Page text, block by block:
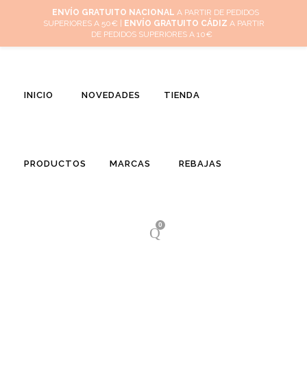
Mi cuenta Cuidado de tus joyas Conócenos Contacta
INICIO NOVEDADES TIENDA
PRODUCTOS MARCAS REBAJAS
0
ENVÍO GRATUITO NACIONAL A PARTIR DE PEDIDOS
SUPERIORES A 50€ |
ENVÍO GRATUITO CÁDIZ A PARTIR
DE PEDIDOS SUPERIORES A 10€